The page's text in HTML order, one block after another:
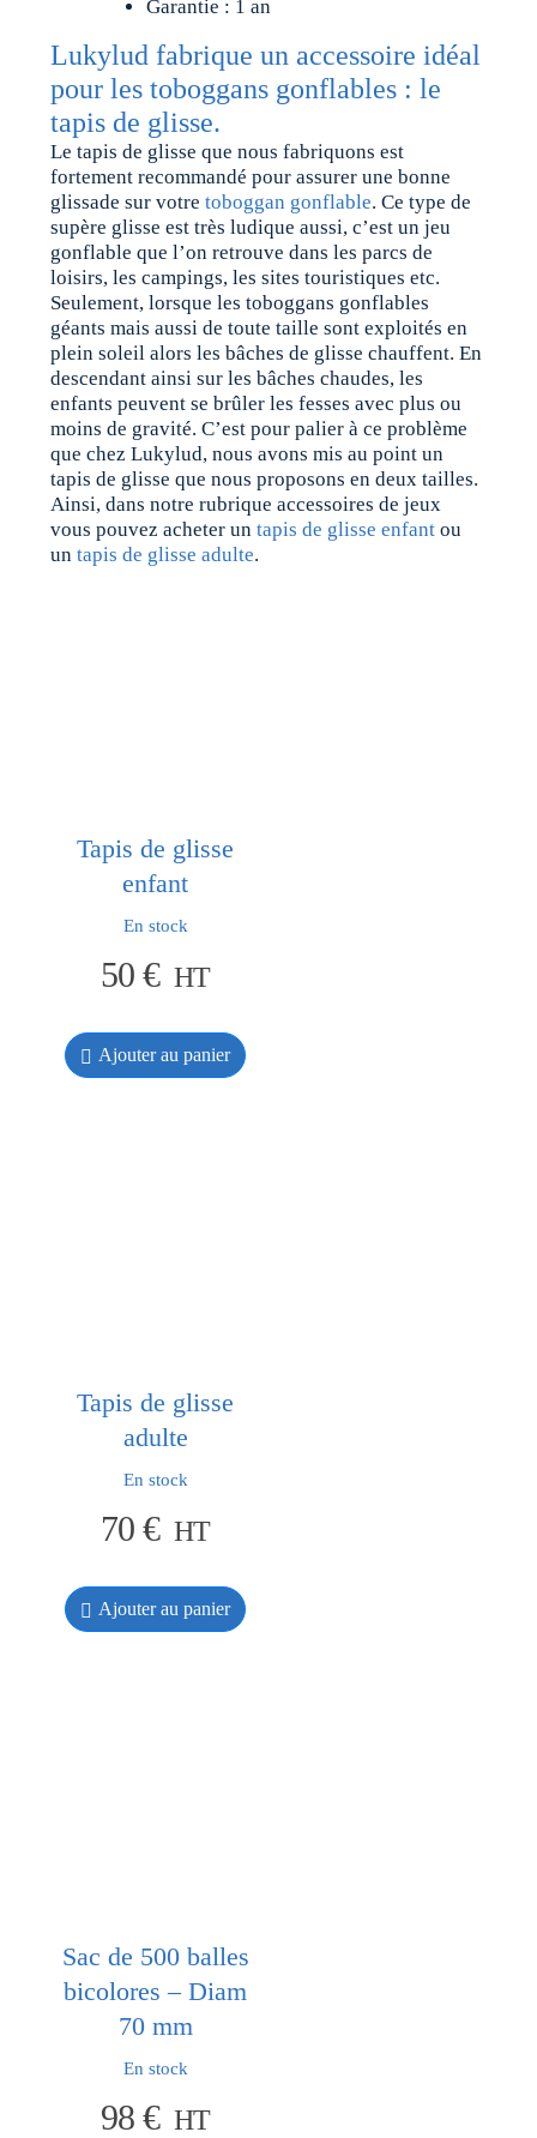
Garantie : 1 an
Lukylud fabrique un accessoire idéal
pour les toboggans gonflables : le
tapis de glisse.
Le tapis de glisse que nous fabriquons est
fortement recommandé pour assurer une bonne
glissade sur votretoboggan gonflable. Ce type de
supère glisse est très ludique aussi, c’est un jeu
gonflable que l’on retrouve dans les parcs de
loisirs, les campings, les sites touristiques etc.
Seulement, lorsque les toboggans gonflables
géants mais aussi de toute taille sont exploités en
plein soleil alors les bâches de glisse chauffent. En
descendant ainsi sur les bâches chaudes, les
enfants peuvent se brûler les fesses avec plus ou
moins de gravité. C’est pour palier à ce problème
que chez Lukylud, nous avons mis au point un
tapis de glisse que nous proposons en deux tailles.
Ainsi, dans notre rubrique accessoires de jeux
vous pouvez acheter untapis de glisse enfant ou
untapis de glisse adulte.
Tapis de glisse
enfant
En stock
50€ HT
Ajouter au panier
Tapis de glisse
adulte
En stock
70€ HT
Ajouter au panier
Sac de 500 balles
bicolores – Diam
70 mm
En stock
98€ HT